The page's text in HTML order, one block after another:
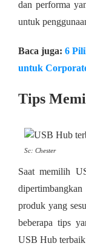
dan performa
untuk
Baca juga:6
untuk
Tips
Sc: Chester
Saat memilih
produk yang
beberapa tips
USB Hub